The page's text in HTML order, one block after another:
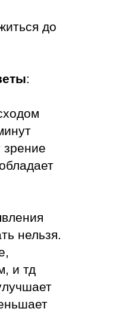
до
:
нельзя.
и тд